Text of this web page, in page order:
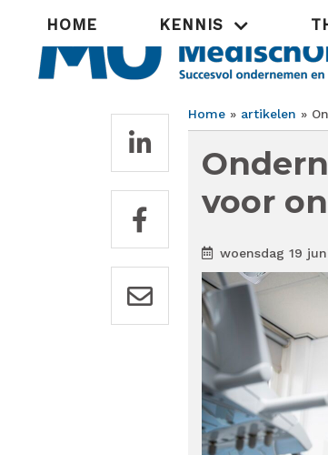
Hoofdnavigatie
HOME KENNIS
Home artikelen
voor
woensdag 19